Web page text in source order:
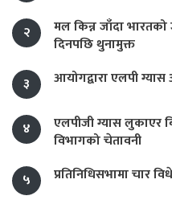
२
मल किन्न जाँदा
दिनपछि थुनामुक्त
३
आयोगद्वारा एलपी
४
एलपीजी ग्यास लुकाएर
विभागको चेतावनी
५
प्रतिनिधिसभामा चार